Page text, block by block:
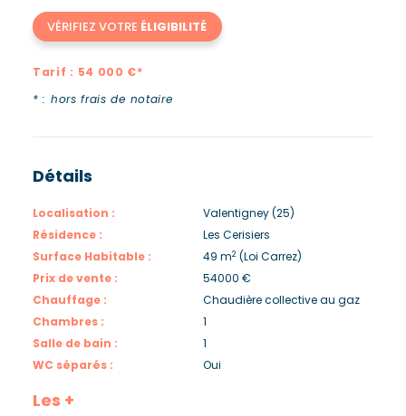
VÉRIFIEZ VOTRE ÉLIGIBILITÉ
Tarif : 54 000 €*
* : hors frais de notaire
Détails
Localisation :
Valentigney (25)
Résidence :
Les Cerisiers
Surface Habitable :
49 m2 (Loi Carrez)
Prix de vente :
54000 €
Chauffage :
Chaudière collective au gaz
Chambres :
1
Salle de bain :
1
WC séparés :
Oui
Les +